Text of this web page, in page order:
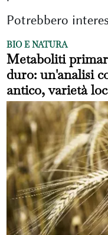
Potrebbero
BIO E NATURA
Metaboliti
duro: un'analisi
antico, varietà